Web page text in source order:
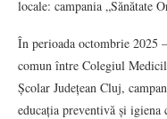
locale: campania „Sănătate
În perioada octombrie 2025
comun între Colegiul
Școlar Județean Cluj,
educația preventivă și